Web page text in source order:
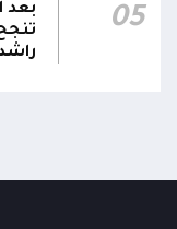
05
بعد